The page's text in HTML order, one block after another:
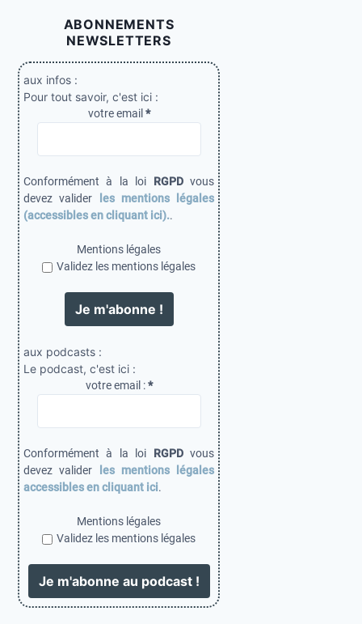
ABONNEMENTS
NEWSLETTERS
aux infos :
Pour tout savoir, c'est ici :
votre email *
Conformément à la loi RGPDvous
devez valider
les mentions légales
(accessibles en cliquant ici)..
Mentions légales
Validez les mentions légales
aux podcasts :
Le podcast, c'est ici :
votre email :*
Conformément à la loi RGPDvous
devez valider
les mentions légales
accessibles en cliquant ici.
Mentions légales
Validez les mentions légales